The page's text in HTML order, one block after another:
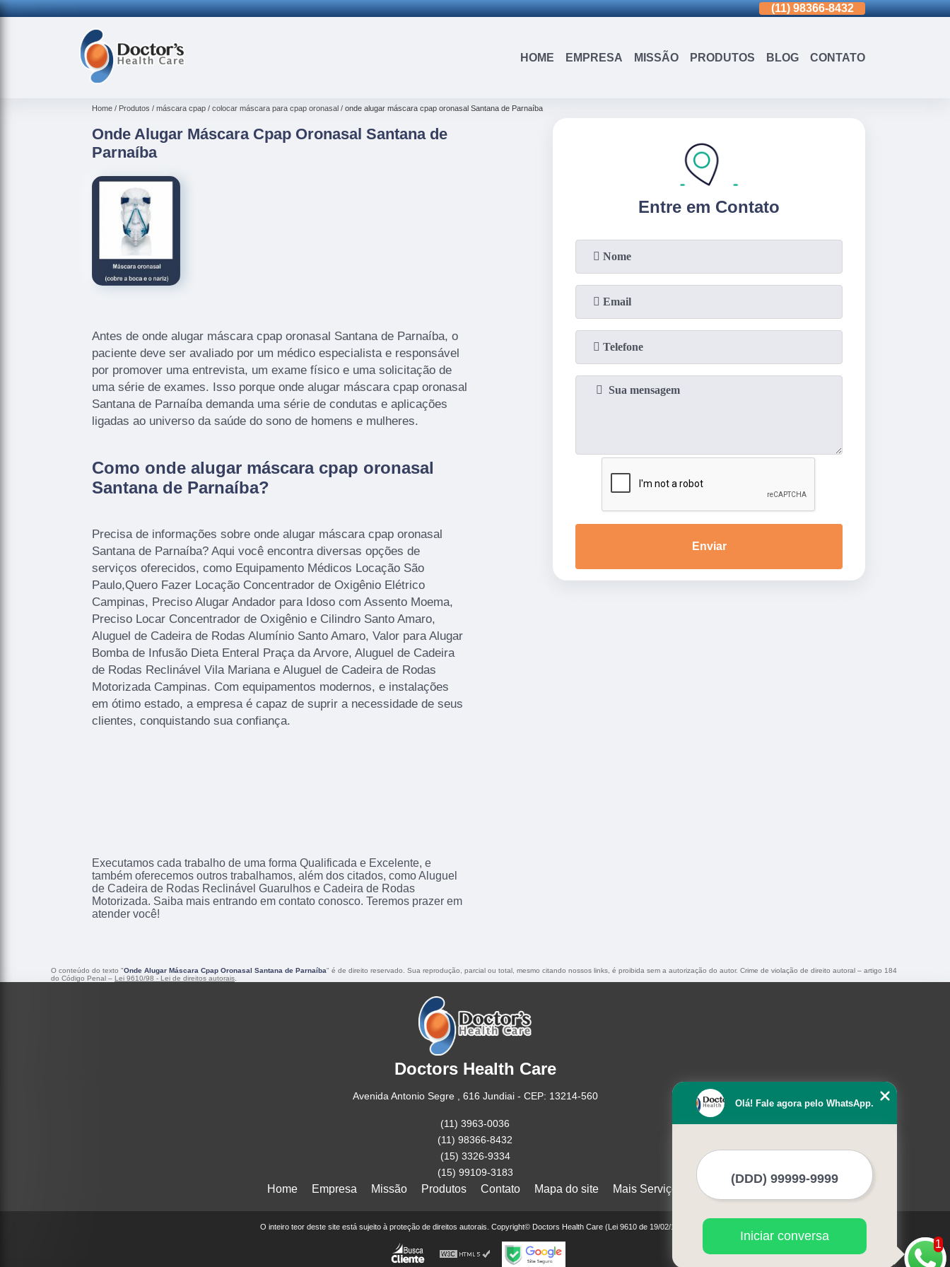
(15)3326-9334 (15)99109-3183 (11)3963-0036 (11)98366-8432 (15)3326-
HOME EMPRESA MISSÃO PRODUTOS BLOG CONTATO
Home Produtos máscara cpap colocar máscara para cpap oronasal onde alugar máscara cpap oronasal Santana de Parnaíba
Onde Alugar Máscara Cpap Oronasal Santana de
Parnaíba
Antes de onde alugar máscara cpap oronasal Santana de Parnaíba, o
paciente deve ser avaliado por um médico especialista e responsável
por promover uma entrevista, um exame físico e uma solicitação de
uma série de exames. Isso porque onde alugar máscara cpap oronasal
Santana de Parnaíba demanda uma série de condutas e aplicações
ligadas ao universo da saúde do sono de homens e mulheres.
Como onde alugar máscara cpap oronasal
Santana de Parnaíba?
Precisa de informações sobre onde alugar máscara cpap oronasal
Santana de Parnaíba? Aqui você encontra diversas opções de
serviços oferecidos, como Equipamento Médicos Locação São
Paulo,Quero Fazer Locação Concentrador de Oxigênio Elétrico
Campinas, Preciso Alugar Andador para Idoso com Assento Moema,
Preciso Locar Concentrador de Oxigênio e Cilindro Santo Amaro,
Aluguel de Cadeira de Rodas Alumínio Santo Amaro, Valor para Alugar
Bomba de Infusão Dieta Enteral Praça da Arvore, Aluguel de Cadeira
de Rodas Reclinável Vila Mariana e Aluguel de Cadeira de Rodas
Motorizada Campinas. Com equipamentos modernos, e instalações
em ótimo estado, a empresa é capaz de suprir a necessidade de seus
clientes, conquistando sua confiança.
Executamos cada trabalho de uma forma Qualificada e Excelente, e
também oferecemos outros trabalhamos, além dos citados, como Aluguel
de Cadeira de Rodas Reclinável Guarulhos e Cadeira de Rodas
Motorizada. Saiba mais entrando em contato conosco. Teremos prazer em
atender você!
Entre em Contato
Enviar
O conteúdo do texto "Onde Alugar Máscara Cpap Oronasal Santana de Parnaíba" é de direito reservado. Sua reprodução, parcial ou total, mesmo citando nossos links, é proibida sem a autorização do autor. Crime de violação de direito autoral – artigo 184
do Código Penal – Lei 9610/98 - Lei de direitos autorais
Doctors Health Care
Avenida Antonio Segre , 616 Jundiai - CEP: 13214-560
(11) 3963-0036
(11) 98366-8432
(15) 3326-9334
(15) 99109-3183
Home Empresa Missão Produtos Contato Mapa do site Mais Serviços
O inteiro teor deste site está sujeito à proteção de direitos autorais. Copyright© Doctors Health Care (Lei 9610 de 19/02/1998)
1
Olá! Fale agora pelo WhatsApp.
Iniciar conversa